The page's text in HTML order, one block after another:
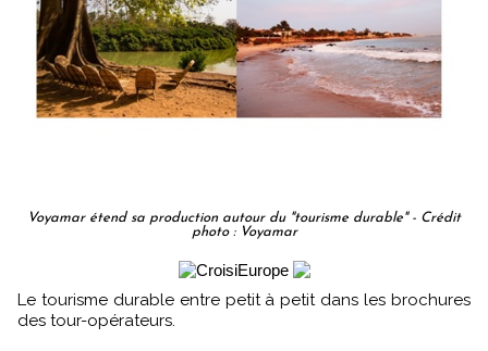
Voyamar étend sa production autour du "tourisme durable" - Crédit
photo : Voyamar
Le tourisme durable entre petit à petit dans les brochures
des tour-opérateurs.